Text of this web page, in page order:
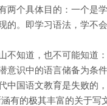
两个具体目的：一个是
的。即学习语法，学不
不知道，也不可能知道
意识中的语言储备为条
中国语文教育是失败的
涵有的极其丰富的关于